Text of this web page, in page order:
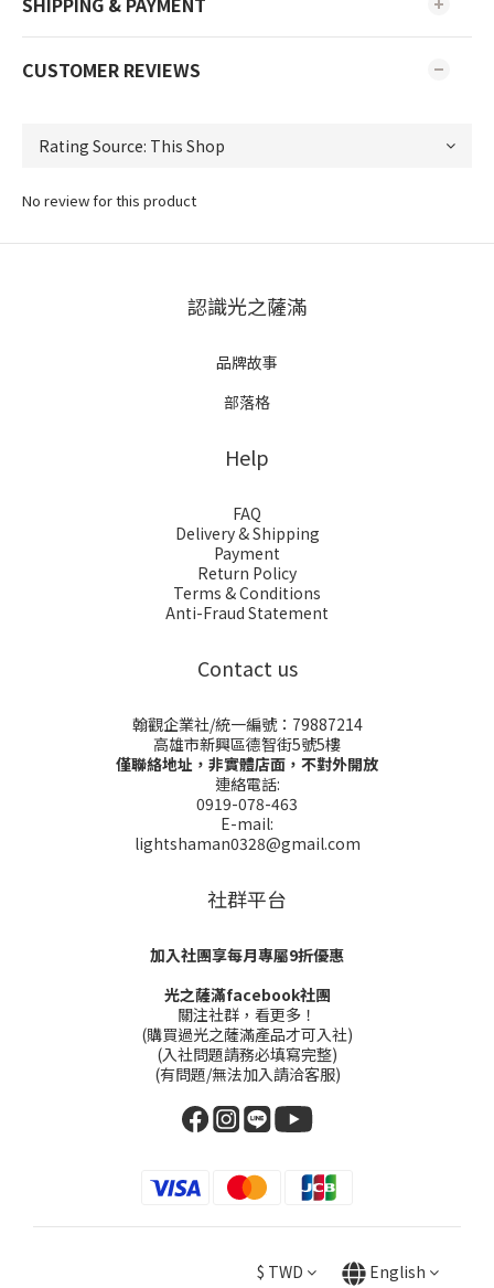
CUSTOMER REVIEWS
No review for this product
認識光之薩滿
品牌故事
部落格
Help
FAQ
Delivery & Shipping
Payment
Return Policy
Terms & Conditions
Anti-Fraud Statement
Contact us
翰觀企業社/統一編號：79887214
高雄市新興區德智街5號5樓
僅聯絡地址，非實體店面，不對外開放
連絡電話:
0919-078-463
E-mail:
lightshaman0328@gmail.com
社群平台
加入社團享每月專屬9折優惠
光之薩滿facebook社團
關注社群，看更多！
(購買過光之薩滿產品才可入社)
(入社問題請務必填寫完整)
(有問題/無法加入請洽客服)
$ TWD English